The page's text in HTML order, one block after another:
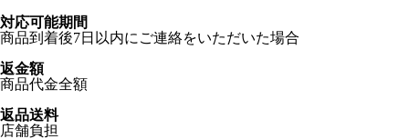
対応可能期間
商品到着後7日以内にご連絡をいただいた場合
返金額
商品代金全額
返品送料
店舗負担